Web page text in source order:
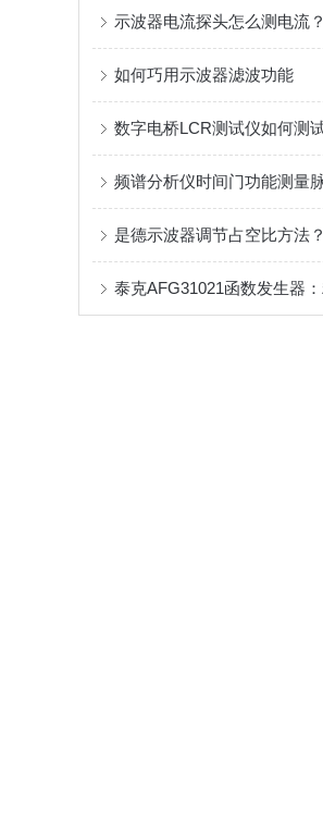
如何巧用示波器滤波功能
是德示波器调节占空比方法？